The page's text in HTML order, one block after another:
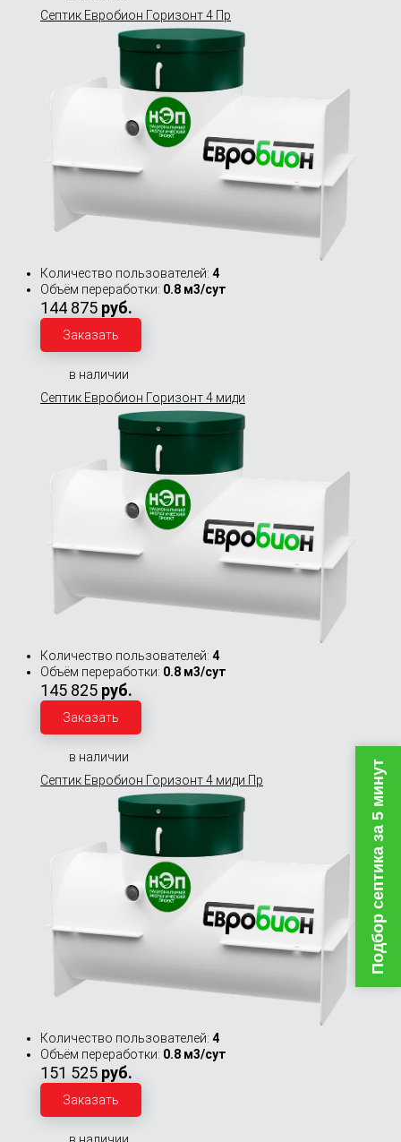
Септик Евробион Горизонт 4 Пр
Количество пользователей: 4
Объём переработки: 0.8 м3/сут
144 875 руб.
Заказать
в наличии
Септик Евробион Горизонт 4 миди
Количество пользователей: 4
Объём переработки: 0.8 м3/сут
145 825 руб.
Заказать
в наличии
Септик Евробион Горизонт 4 миди Пр
Количество пользователей: 4
Объём переработки: 0.8 м3/сут
151 525 руб.
Заказать
Подбор септика за 5 минут